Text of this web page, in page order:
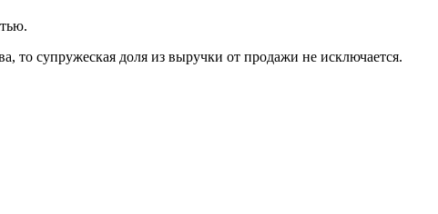
то супружеская доля из выручки от продажи не исключается.